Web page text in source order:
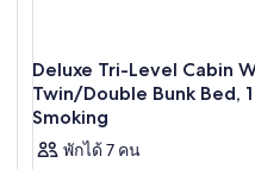
(Mobility/Hearing,
Tub
w/Grab
bars)
ผู้
พิการ
(Mobility/Hearing,
Tub
w/Grab
Deluxe Tri-Level Cabin
Twin/Double Bunk Bed,
Smoking
พักได้ 7 คน